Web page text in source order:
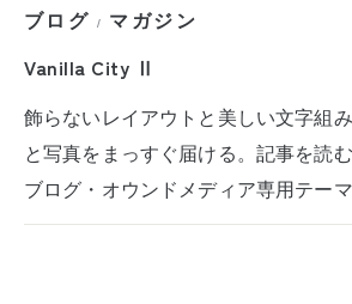
ブログ / マガジン
Vanilla City Ⅱ
飾らないレイアウトと美しい文字組
と写真をまっすぐ届ける。記事を読
ブログ・オウンドメディア専用テー